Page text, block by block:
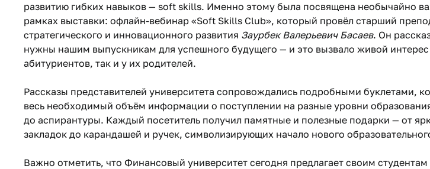
развитию гибких навыков — soft skills. Именно этому была посвящена необычайно
рамках выставки: офлайн-вебинар «Soft Skills Club», который провёл старший
стратегического и инновационного развития Заурбек Валерьевич Басаев. Он
нужны нашим выпускникам для успешного будущего — и это вызвало живой интерес
абитуриентов, так и у их родителей.
Рассказы представителей университета сопровождались подробными буклетами,
весь необходимый объём информации о поступлении на разные уровни
до аспирантуры. Каждый посетитель получил памятные и полезные подарки — от
закладок до карандашей и ручек, символизирующих начало нового
Важно отметить, что Финансовый университет сегодня предлагает своим студентам